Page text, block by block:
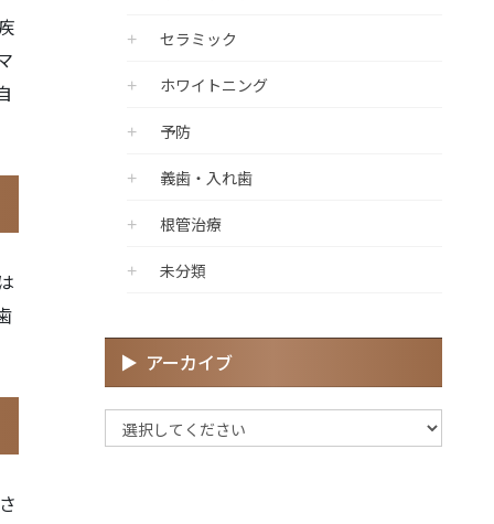
セラミック
ホワイトニング
予防
義歯・入れ歯
根管治療
未分類
アーカイブ